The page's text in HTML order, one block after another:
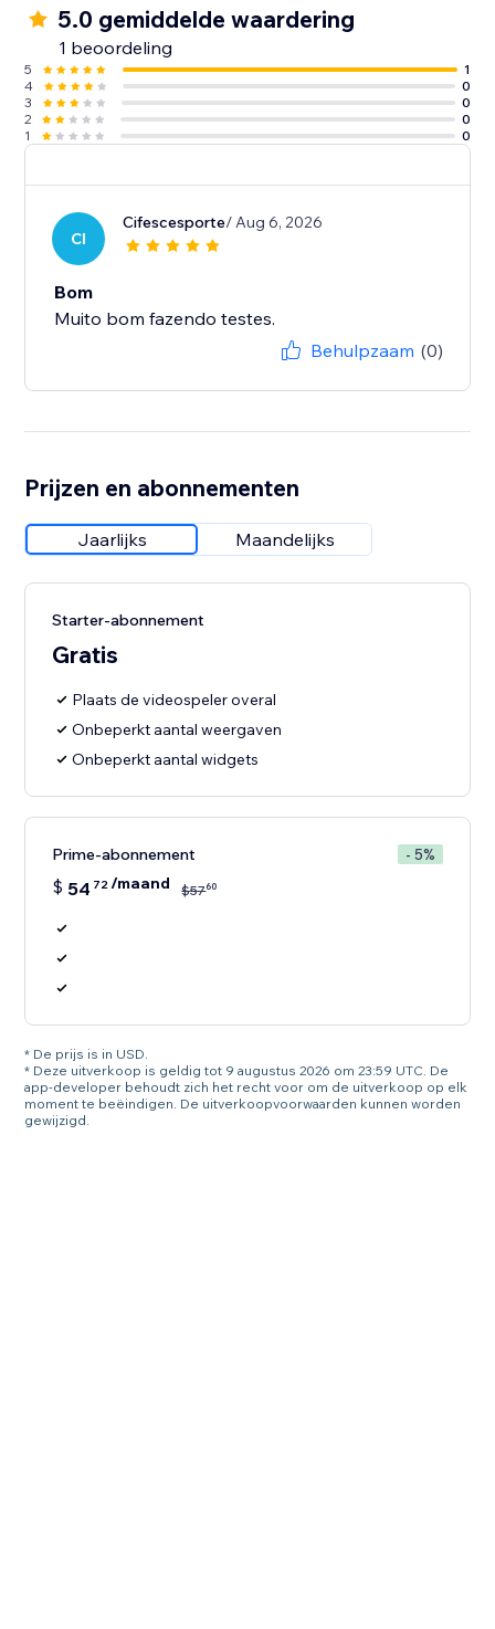
5.0 gemiddelde waardering
1 beoordeling
5
1
4
0
3
0
2
0
1
0
CI
Cifescesporte/ Aug 6, 2026
Bom
Muito bom fazendo testes.
Behulpzaam (0)
Prijzen en abonnementen
Jaarlijks Maandelijks
Starter-abonnement
Gratis
Plaats de videospeler overal
Onbeperkt aantal weergaven
Onbeperkt aantal widgets
Prime-abonnement - 5%
$ 54 72/maand $5760
* De prijs is in USD.
* Deze uitverkoop is geldig tot 9 augustus 2026 om 23:59 UTC. De
app-developer behoudt zich het recht voor om de uitverkoop op elk
moment te beëindigen. De uitverkoopvoorwaarden kunnen worden
gewijzigd.